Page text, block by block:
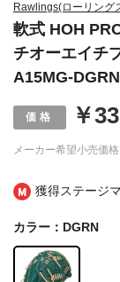
獲得ステージ
Rawlings(ローリング
軟式 HOH
チオーエイチ
A15MG-DGRN
メーカー希望小売価格
￥
カラー：DGRN